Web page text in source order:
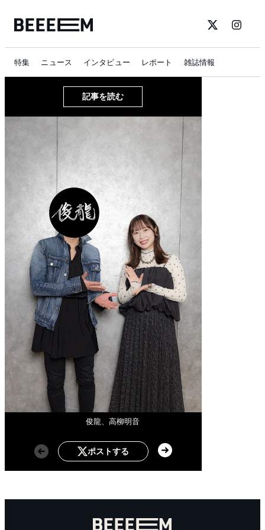
特集 ニュース インタビュー レポート 雑誌情報
記事を読む
俊龍、高柳明音
ポストする